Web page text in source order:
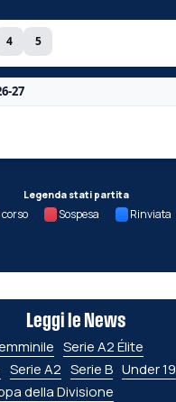
4 5
27
Legenda stati partita
corso Sospesa Rinviata
Leggi le News
Serie A2 Élite
Serie A2 Serie B Under 19
della Divisione